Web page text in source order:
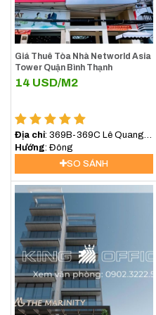
Sảnh Thang Máy Tòa Nhà
Phủ Quận Bình Thạnh
III. Dịch vụ và trang
Thạnh
Một môi trường làm việc lý
Giá Thuê Tòa Nhà Networld Asia
Tower Quận Bình Thạnh
14 USD/M2
Địa chỉ: 369B-369C Lê Quang
Định, Phường Bình Lợi Trung,
(Bình Thạnh) TP.HCM
Hướng : Đông
SO SÁNH